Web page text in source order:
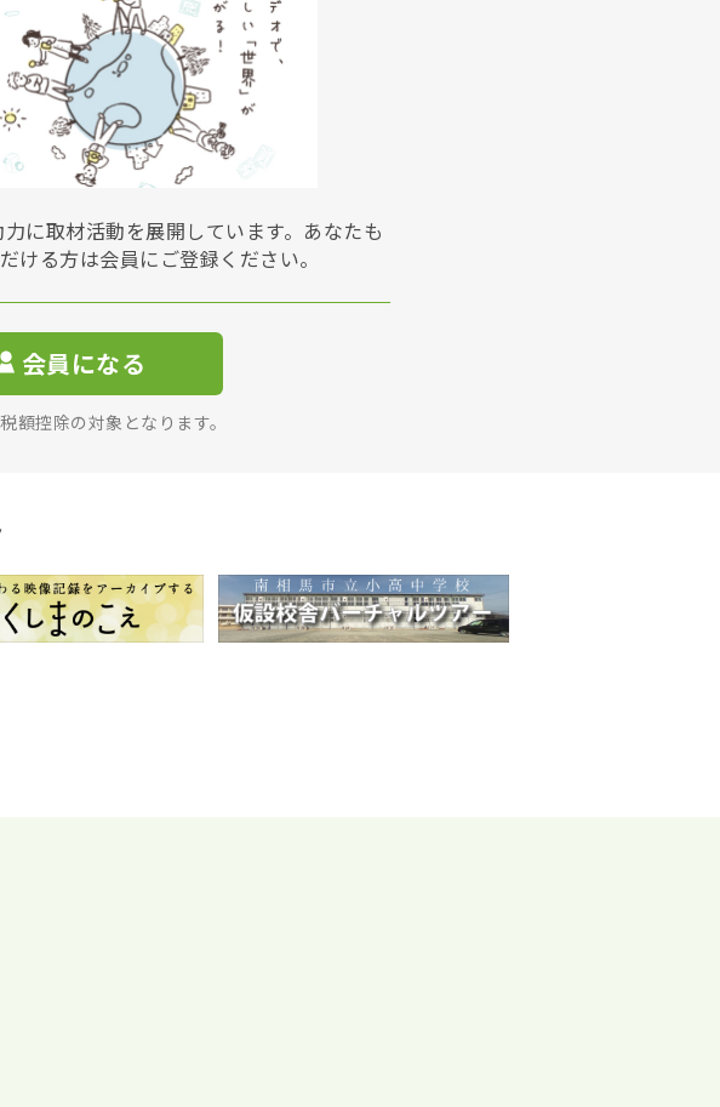
に取材活動を展開しています。あなたも
ける方は会員にご登録ください。
会員になる
控除の対象となります。